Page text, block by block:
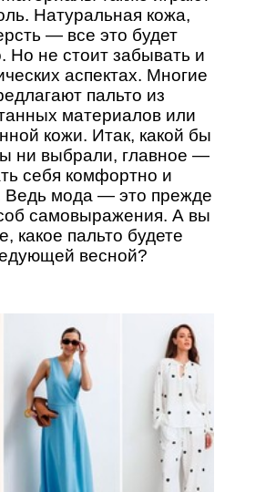
Натуральная кожа,
— все это будет
Но не стоит забывать и
аспектах. Многие
пальто из
материалов или
кожи. Итак, какой бы
ни выбрали, главное —
себя комфортно и
Ведь мода — это прежде
самовыражения. А вы
какое пальто будете
весной?